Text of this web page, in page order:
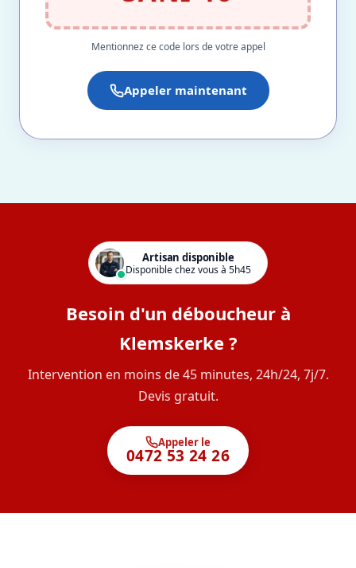
Mentionnez ce code lors de votre appel
Appeler maintenant
Artisan disponible
Disponible chez vous à 5h45
Besoin d'un déboucheur à
Klemskerke ?
Intervention en moins de 45 minutes, 24h/24, 7j/7.
Devis gratuit.
Appeler le
0472 53 24 26